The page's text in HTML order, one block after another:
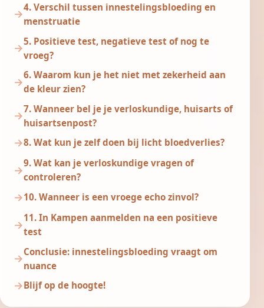
4. Verschil tussen innestelingsbloeding en
menstruatie
5. Positieve test, negatieve test of nog te
vroeg?
6. Waarom kun je het niet met zekerheid aan
de kleur zien?
7. Wanneer bel je je verloskundige, huisarts of
huisartsenpost?
8. Wat kun je zelf doen bij licht bloedverlies?
9. Wat kan je verloskundige vragen of
controleren?
10. Wanneer is een vroege echo zinvol?
11. In Kampen aanmelden na een positieve
test
Conclusie: innestelingsbloeding vraagt om
nuance
Blijf op de hoogte!